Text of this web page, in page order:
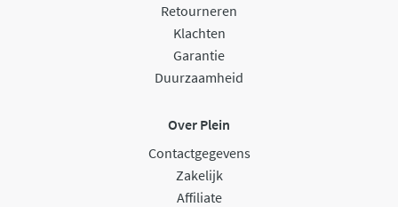
Retourneren
Klachten
Garantie
Duurzaamheid
Over Plein
Contactgegevens
Zakelijk
Affiliate